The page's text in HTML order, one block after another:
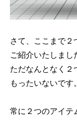
さて、ここまで
ご紹介いたしまし
ただなんとなく２
もったいないです。
常に２つのアイテ